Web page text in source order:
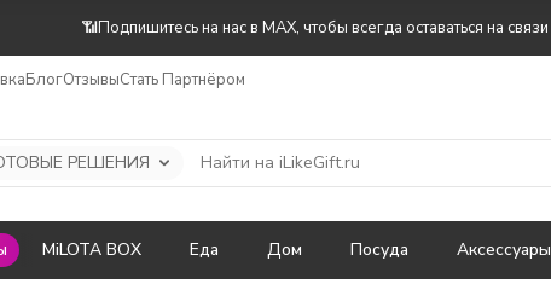
📶Подпишитесь на нас в MAX, чтобы всегда оставаться на связи
БлогОтзывыСтать Партнёром
РЕШЕНИЯ
MiLOTA BOX Еда Дом Посуда Аксессуары